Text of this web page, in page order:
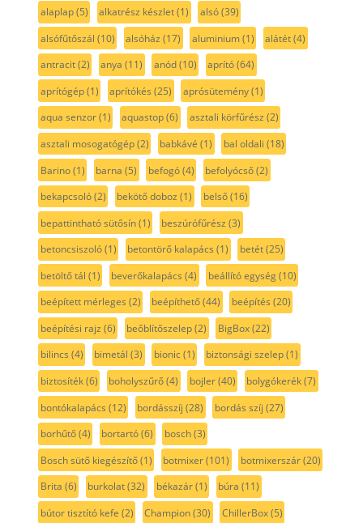
alaplap(5) alkatrész készlet(1) alsó(39)
alsófűtőszál (10) alsóház (17) aluminium(1) alátét(4)
antracit(2) anya (11) anód(10) aprító(64)
aprítógép(1) aprítókés (25) aprósütemény(1)
aqua senzor(1) aquastop(6) asztali körfűrész (2)
asztali mosogatógép(2) babkávé (1) bal oldali (18)
Barino(1) barna (5) befogó(4) befolyócső(2)
bekapcsoló(2) bekötő doboz (1) belső(16)
bepattintható sütősín(1) beszúrófűrész (3)
betoncsiszoló(1) betontörő kalapács (1) betét(25)
betöltő tál (1) beverőkalapács (4) beállító egység(10)
beépített mérleges (2) beépíthető(44) beépítés (20)
beépítési rajz (6) beőblítőszelep(2) BigBox(22)
bilincs (4) bimetál (3) bionic(1) biztonsági szelep(1)
biztosíték(6) boholyszűrő(4) bojler(40) bolygókerék(7)
bontókalapács (12) bordásszíj (28) bordás szíj (27)
borhűtő(4) bortartó(6) bosch(3)
Bosch sütő kiegészítő(1) botmixer(101) botmixerszár(20)
Brita (6) burkolat(32) békazár(1) búra (11)
bútor tisztító kefe (2) Champion(30) ChillerBox(5)